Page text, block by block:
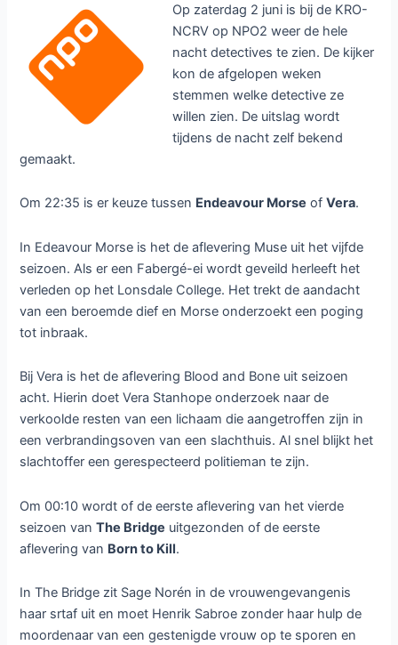
Op zaterdag 2 juni is bij de KRO-
NCRV op NPO2 weer de hele
nacht detectives te zien. De kijker
kon de afgelopen weken
stemmen welke detective ze
willen zien. De uitslag wordt
tijdens de nacht zelf bekend
gemaakt.
Om 22:35 is er keuze tussen Endeavour Morse ofVera.
In Edeavour Morse is het de aflevering Muse uit het vijfde
seizoen. Als er een Fabergé-ei wordt geveild herleeft het
verleden op het Lonsdale College. Het trekt de aandacht
van een beroemde dief en Morse onderzoekt een poging
tot inbraak.
Bij Vera is het de aflevering Blood and Bone uit seizoen
acht. Hierin doet Vera Stanhope onderzoek naar de
verkoolde resten van een lichaam die aangetroffen zijn in
een verbrandingsoven van een slachthuis. Al snel blijkt het
slachtoffer een gerespecteerd politieman te zijn.
Om 00:10 wordt of de eerste aflevering van het vierde
seizoen vanThe Bridge uitgezonden of de eerste
aflevering van Born to Kill.
In The Bridge zit Sage Norén in de vrouwengevangenis
haar srtaf uit en moet Henrik Sabroe zonder haar hulp de
moordenaar van een gestenigde vrouw op te sporen en